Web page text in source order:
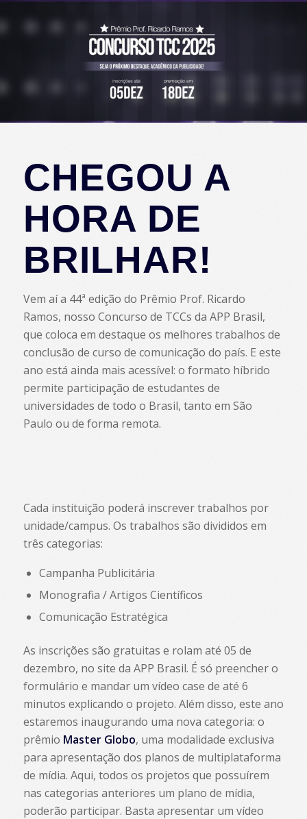
CHEGOU A
HORA DE
BRILHAR!
Vem aí a 44ª edição do Prêmio Prof. Ricardo
Ramos, nosso Concurso de TCCs da APP Brasil,
que coloca em destaque os melhores trabalhos de
conclusão de curso de comunicação do país. E este
ano está ainda mais acessível: o formato híbrido
permite participação de estudantes de
universidades de todo o Brasil, tanto em São
Paulo ou de forma remota.
Cada instituição poderá inscrever trabalhos por
unidade/campus. Os trabalhos são divididos em
três categorias:
Campanha Publicitária
Monografia / Artigos Científicos
Comunicação Estratégica
As inscrições são gratuitas e rolam até 05 de
dezembro, no site da APP Brasil. É só preencher o
formulário e mandar um vídeo case de até 6
minutos explicando o projeto. Além disso, este ano
estaremos inaugurando uma nova categoria: o
prêmio Master Globo, uma modalidade exclusiva
para apresentação dos planos de multiplataforma
de mídia. Aqui, todos os projetos que possuírem
nas categorias anteriores um plano de mídia,
poderão participar. Basta apresentar um vídeo